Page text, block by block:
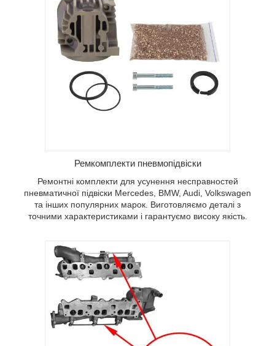
Ремкомплекти пневмопідвіски
Ремонтні комплекти для усунення несправностей
пневматичної підвіски Mercedes, BMW, Audi, Volkswagen
та інших популярних марок. Виготовляємо деталі з
точними характеристиками і гарантуємо високу якість.